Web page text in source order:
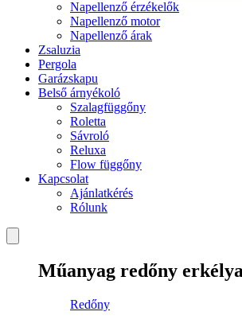
Napellenző érzékelők
Napellenző motor
Napellenző árak
Zsaluzia
Pergola
Garázskapu
Belső árnyékoló
Szalagfüggőny
Roletta
Sávroló
Reluxa
Flow függőny
Kapcsolat
Ajánlatkérés
Rólunk
Műanyag redőny
Redőny